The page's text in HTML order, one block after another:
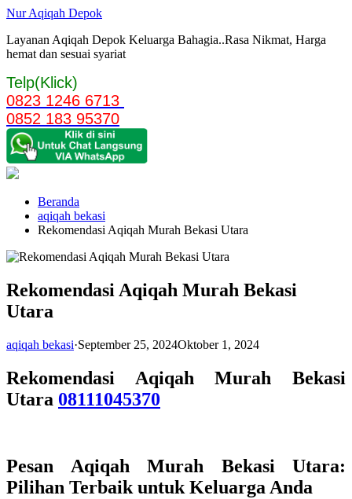
Langsung
konten
Nur Aqiqah Depok
Layanan Aqiqah Depok Keluarga Bahagia..Rasa Nikmat, Harga
hemat dan sesuai syariat
Telp(Klick)
0823 1246 6713
0852 183 95370
Beranda
aqiqah bekasi
Rekomendasi Aqiqah Murah Bekasi Utara
Rekomendasi Aqiqah Murah Bekasi
Utara
aqiqah bekasi·September 25, 2024Oktober 1, 2024
Rekomendasi Aqiqah Murah Bekasi
Utara 08111045370
Pesan Aqiqah Murah Bekasi Utara:
Pilihan Terbaik untuk Keluarga Anda